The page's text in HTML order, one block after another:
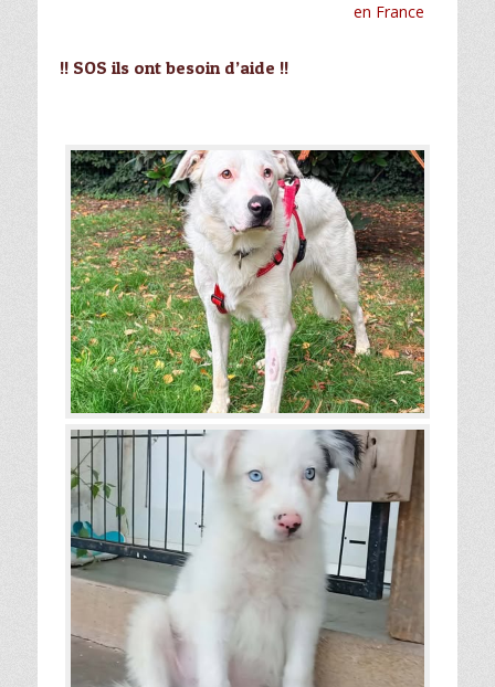
en France
!! SOS ils ont besoin d’aide !!